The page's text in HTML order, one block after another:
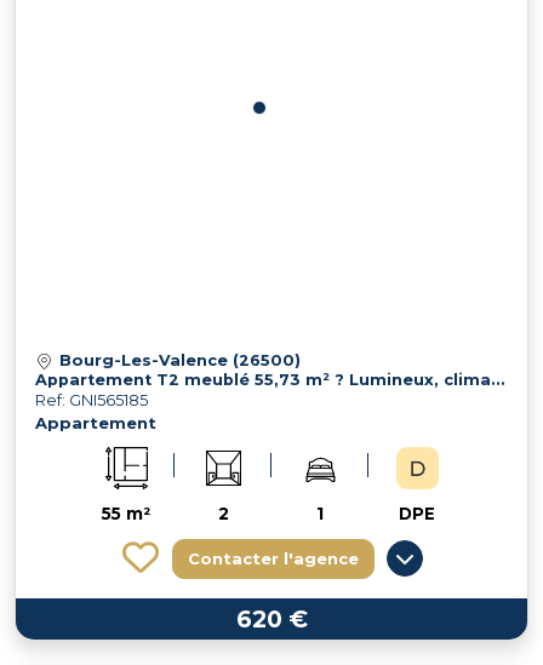
Bourg-Les-Valence (26500)
Appartement T2 meublé 55,73 m² ? Lumineux, climatisé et entièrement équipé
Ref: GNI565185
Appartement
55 m² 2 1 DPE
Contacter l'agence
620 €